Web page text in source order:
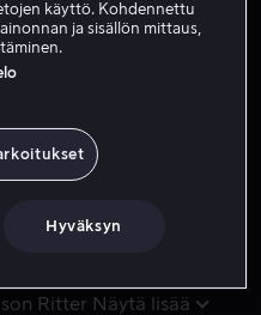
traileri
Jimin kanssa. Alex ja
esiin, antavat uuden
Ritter Näytä lisää
käyttö. Kohdennettu
ja sisällön mittaus,
Hyväksyn